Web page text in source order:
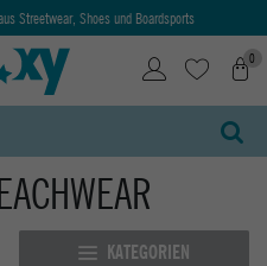
Streetwear, Shoes und Boardsports
0
KATEGORIEN